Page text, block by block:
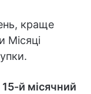
краще
Місяці
й місячний